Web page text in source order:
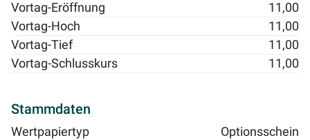
Vortag-Eröffnung
11,00
Vortag-Hoch
11,00
Vortag-Tief
11,00
Vortag-Schlusskurs
11,00
Stammdaten
Wertpapiertyp
Optionsschein